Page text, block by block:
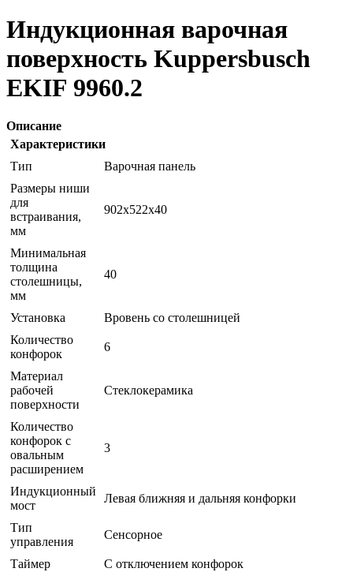
Индукционная варочная
поверхность Kuppersbusch
EKIF 9960.2
Описание
Характеристики
Тип
Варочная панель
Размеры ниши
для
встраивания,
мм
902х522х40
Минимальная
толщина
столешницы,
мм
40
Установка
Вровень со столешницей
Количество
конфорок
6
Материал
рабочей
поверхности
Стеклокерамика
Количество
конфорок с
овальным
расширением
3
Индукционный
мост
Левая ближняя и дальняя конфорки
Тип
управления
Сенсорное
Таймер
С отключением конфорок